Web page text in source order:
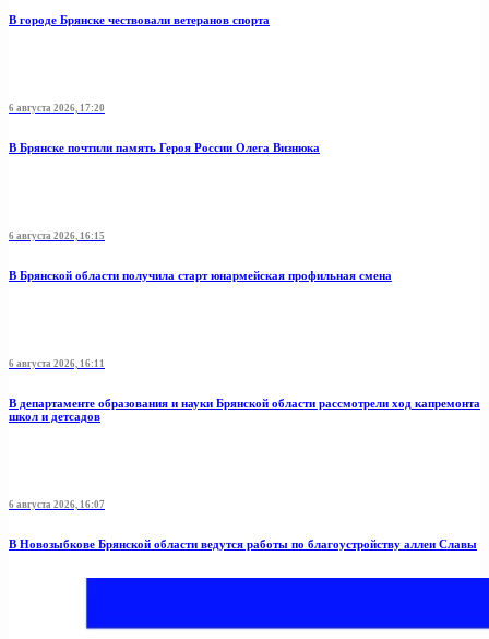
В городе Брянске чествовали ветеранов спорта
6 августа 2026, 17:20
В Брянске почтили память Героя России Олега Визнюка
6 августа 2026, 16:15
В Брянской области получила старт юнармейская профильная смена
6 августа 2026, 16:11
В департаменте образования и науки Брянской области рассмотрели ход капремонта
школ и детсадов
6 августа 2026, 16:07
В Новозыбкове Брянской области ведутся работы по благоустройству аллеи Славы